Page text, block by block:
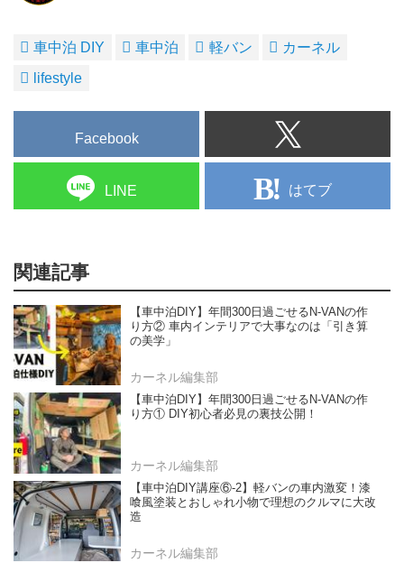
車中泊 DIY 車中泊 軽バン
カーネル
lifestyle
Facebook
LINE はてブ
関連記事
【車中泊DIY】年間300日過ごせるN-VANの作
り方② 車内インテリアで大事なのは「引き算
の美学」
カーネル編集部
【車中泊DIY】年間300日過ごせるN-VANの作
り方① DIY初心者必見の裏技公開！
カーネル編集部
【車中泊DIY講座⑥-2】軽バンの車内激変！漆
喰風塗装とおしゃれ小物で理想のクルマに大改
造
カーネル編集部